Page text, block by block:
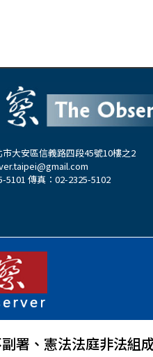
大安區信義路四段45號10樓之2
5101 傳真：02-2325-5102
署、憲法法庭非法組